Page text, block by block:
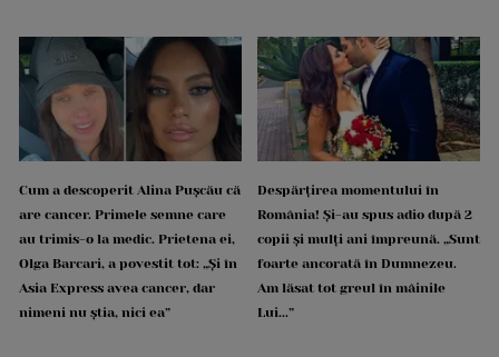
Cum a descoperit Alina Pușcău că
are cancer. Primele semne care
au trimis-o la medic. Prietena ei,
Olga Barcari, a povestit tot: „Și în
Asia Express avea cancer, dar
nimeni nu știa, nici ea”
Despărțirea momentului în
România! Și-au spus adio după 2
copii și mulți ani împreună. „Sunt
foarte ancorată în Dumnezeu.
Am lăsat tot greul în mâinile
Lui...”